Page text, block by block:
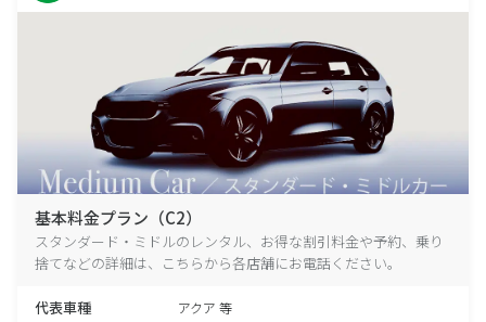
基本料金プラン（C2）
スタンダード・ミドルのレンタル、お得な割引料金や予約、乗り
捨てなどの詳細は、こちらから各店舗にお電話ください。
代表車種 アクア 等